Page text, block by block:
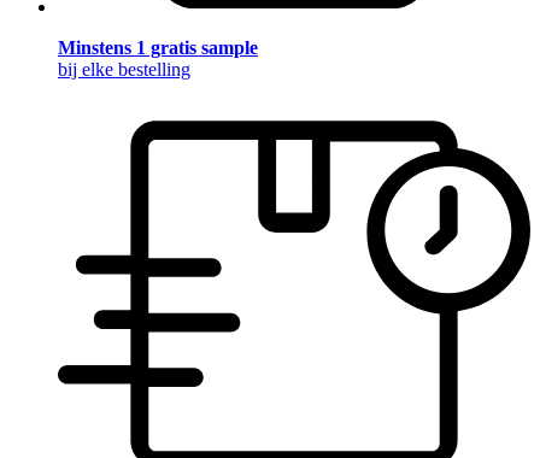
Minstens 1 gratis sample
bij elke bestelling